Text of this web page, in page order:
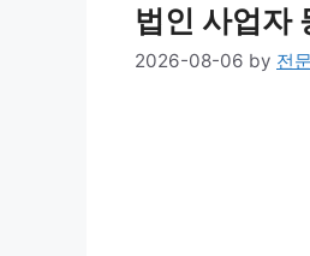
법인 사업자
2026-08-06 by 전